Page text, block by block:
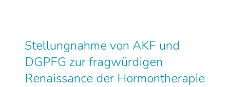
Stellungnahme von AKF und
DGPFG zur fragwürdigen
Renaissance der Hormontherapie